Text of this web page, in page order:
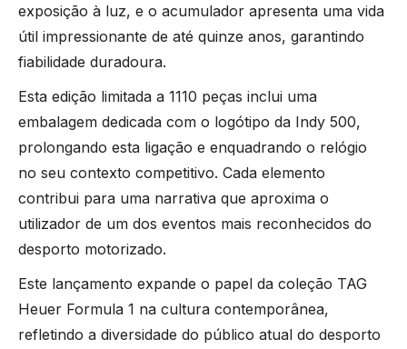
exposição à luz, e o acumulador apresenta uma vida
útil impressionante de até quinze anos, garantindo
fiabilidade duradoura.
Esta edição limitada a 1110 peças inclui uma
embalagem dedicada com o logótipo da Indy 500,
prolongando esta ligação e enquadrando o relógio
no seu contexto competitivo. Cada elemento
contribui para uma narrativa que aproxima o
utilizador de um dos eventos mais reconhecidos do
desporto motorizado.
Este lançamento expande o papel da coleção TAG
Heuer Formula 1 na cultura contemporânea,
refletindo a diversidade do público atual do desporto